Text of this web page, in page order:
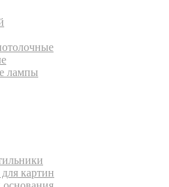
лампы
картин